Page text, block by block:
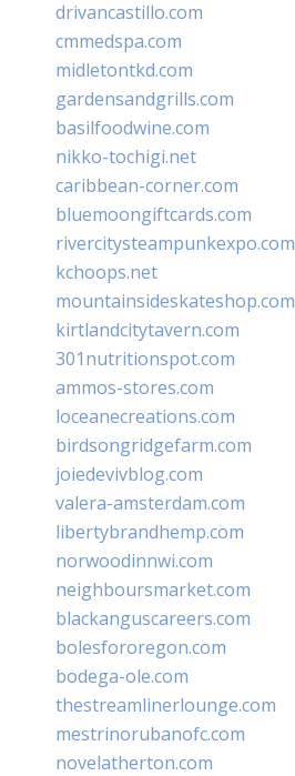
drivancastillo.com
cmmedspa.com
midletontkd.com
gardensandgrills.com
basilfoodwine.com
nikko-tochigi.net
caribbean-corner.com
bluemoongiftcards.com
rivercitysteampunkexpo.com
kchoops.net
mountainsideskateshop.com
kirtlandcitytavern.com
301nutritionspot.com
ammos-stores.com
loceanecreations.com
birdsongridgefarm.com
joiedevivblog.com
valera-amsterdam.com
libertybrandhemp.com
norwoodinnwi.com
neighboursmarket.com
blackanguscareers.com
bolesfororegon.com
bodega-ole.com
thestreamlinerlounge.com
mestrinorubanofc.com
novelatherton.com